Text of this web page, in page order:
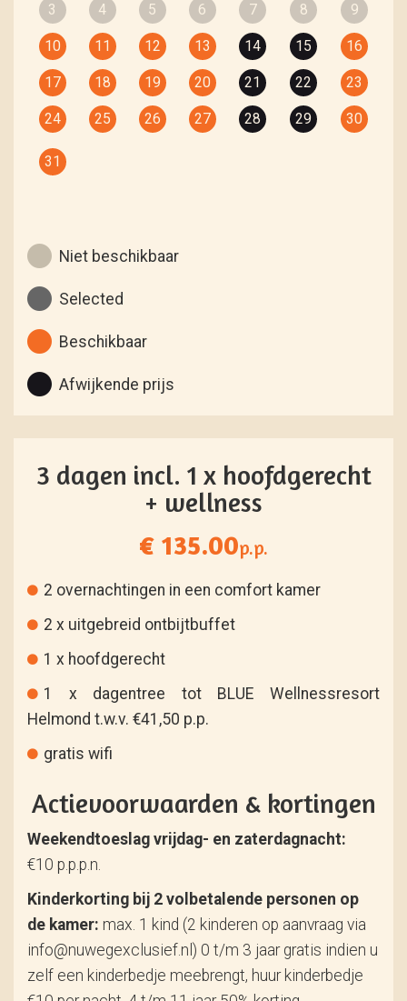
3 4 5 6 7 8 9
10 11 12 13 14 15 16
17 18 19 20 21 22 23
24 25 26 27 28 29 30
31
Niet beschikbaar
Selected
Beschikbaar
Afwijkende prijs
3 dagen incl. 1 x hoofdgerecht
+ wellness
€ 135.00p.p.
2 overnachtingen in een comfort kamer
2 x uitgebreid ontbijtbuffet
1 x hoofdgerecht
1 x dagentree tot BLUE Wellnessresort
Helmond t.w.v. €41,50 p.p.
gratis wifi
Actievoorwaarden & kortingen
Weekendtoeslag vrijdag- en zaterdagnacht:
€10 p.p.p.n.
Kinderkorting bij 2 volbetalende personen op
de kamer: max. 1 kind (2 kinderen op aanvraag via
info@nuwegexclusief.nl) 0 t/m 3 jaar gratis indien u
zelf een kinderbedje meebrengt, huur kinderbedje